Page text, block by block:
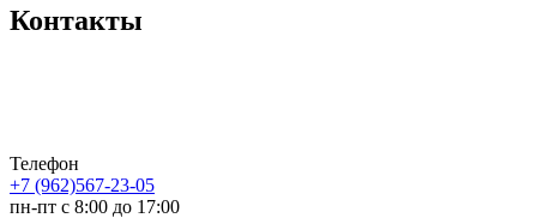
Контакты
Телефон
+7 (962)567-23-05
пн-пт с 8:00 до 17:00